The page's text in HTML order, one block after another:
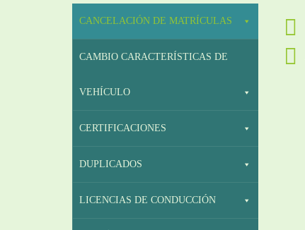
CANCELACIÓN DE MATRÍCULAS
CAMBIO CARACTERÍSTICAS DE
VEHÍCULO
CERTIFICACIONES
DUPLICADOS
LICENCIAS DE CONDUCCIÓN